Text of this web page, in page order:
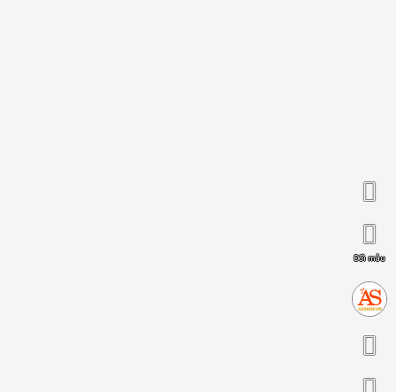
Đổi mẫu